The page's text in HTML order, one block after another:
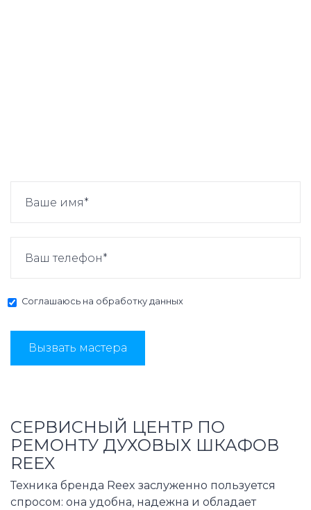
Соглашаюсь на обработку данных
Вызвать мастера
СЕРВИСНЫЙ ЦЕНТР ПО
РЕМОНТУ ДУХОВЫХ ШКАФОВ
REEX
Техника бренда Reex заслуженно пользуется
спросом: она удобна, надежна и обладает